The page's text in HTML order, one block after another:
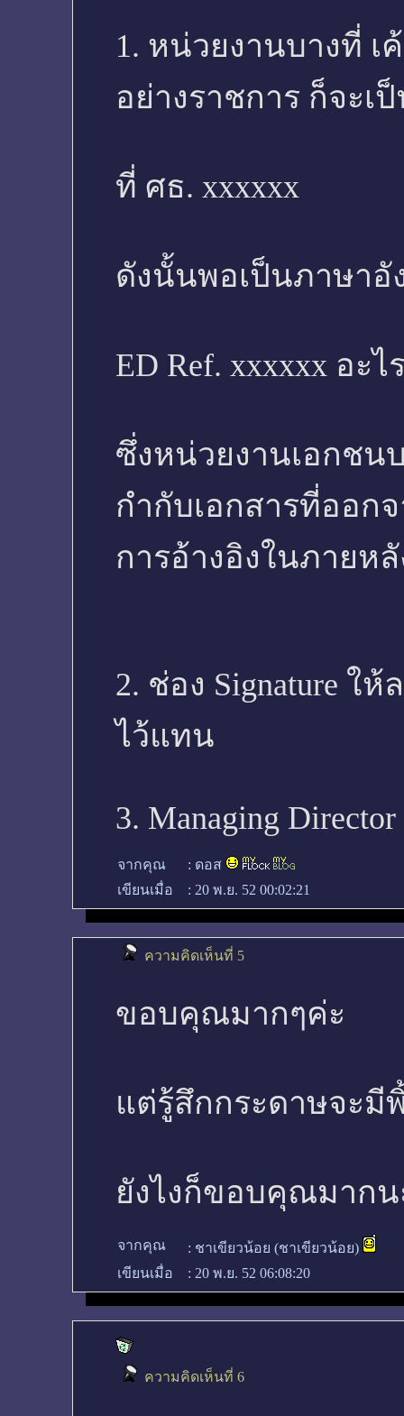
1. หน่วยงานบางที่ เ
อย่างราชการ ก็จะเ
ที่ ศธ. xxxxxx
ดังนั้นพอเป็นภาษาอั
ED Ref. xxxxxx อะ
ซึ่งหน่วยงานเอกชน
กำกับเอกสารที่ออก
การอ้างอิงในภายหลั
2. ช่อง Signature ใ
ไว้แทน
3. Managing Director
จากคุณ : ดอส
เขียนเมื่อ
: 20 พ.ย. 52 00:02:21
ความคิดเห็นที่ 5
ขอบคุณมากๆค่ะ
แต่รู้สึกกระดาษจะมี
ยังไงก็ขอบคุณมาก
จากคุณ : ชาเขียวน้อย (ชาเขียวน้อย)
เขียนเมื่อ
: 20 พ.ย. 52 06:08:20
ความคิดเห็นที่ 6